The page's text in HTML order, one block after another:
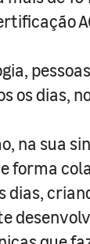
os dias,
na sua
forma
dias,